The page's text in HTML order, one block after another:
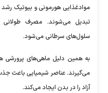
موادغذایی هورمونی و بیوتیک
تبدیل می‌شوند. مصرف
سلول‌های سرطانی می‌شود.
به همین دلیل ماهی‌های پرورشی
می‌گیرند. عناصر شیمیایی باعث
آزاد را در بدن ایجاد می‌کند.